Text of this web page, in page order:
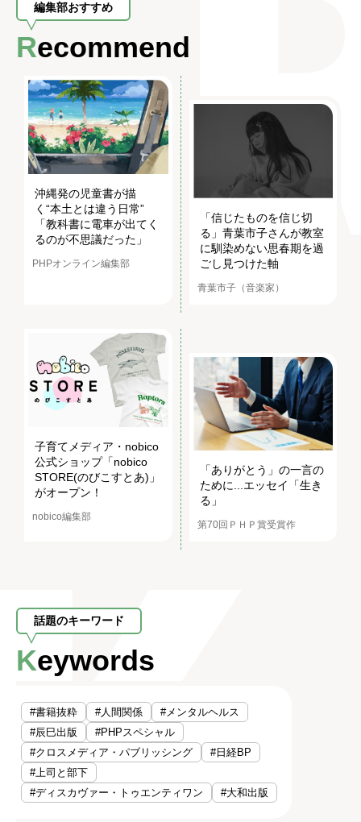
編集部おすすめ
Recommend
沖縄発の児童書が描
く“本土とは違う日常”
「教科書に電車が出てく
るのが不思議だった」
PHPオンライン編集部
「信じたものを信じ切
る」青葉市子さんが教室
に馴染めない思春期を過
ごし見つけた軸
青葉市子（音楽家）
子育てメディア・nobico
公式ショップ「nobico
STORE(のびこすとあ)」
がオープン！
nobico編集部
「ありがとう」の一言の
ために...エッセイ「生き
る」
第70回ＰＨＰ賞受賞作
話題のキーワード
Keywords
#書籍抜粋 #人間関係
#メンタルヘルス
#辰巳出版
#PHPスペシャル
#クロスメディア・パブリッシング
#日経BP
#上司と部下
#ディスカヴァー・トゥエンティワン
#大和出版